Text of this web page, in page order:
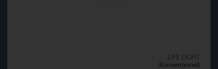
LIFE LIGHT
Konventionell